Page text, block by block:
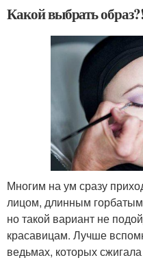
Какой выбрать
Многим на ум сразу
лицом, длинным
но такой вариант не
красавицам. Лучше
ведьмах, которых